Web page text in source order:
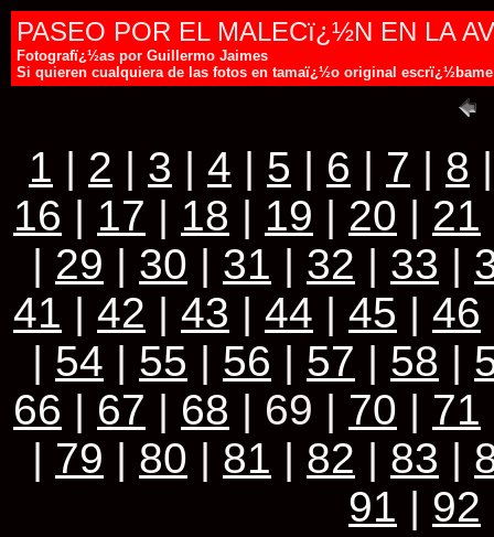
PASEO POR EL MALECï¿½N EN LA
Fotografï¿½as por Guillermo Jaimes
Si quieren cualquiera de las fotos en tamaï¿½o original
1 | 2 | 3 | 4 | 5 | 6 | 7 | 8
16 | 17 | 18 | 19 | 20 | 21
| 29 | 30 | 31 | 32 | 33 |
41 | 42 | 43 | 44 | 45 | 46
| 54 | 55 | 56 | 57 | 58 |
66 | 67 | 68 | 69 | 70 | 71
| 79 | 80 | 81 | 82 | 83 |
91 | 92